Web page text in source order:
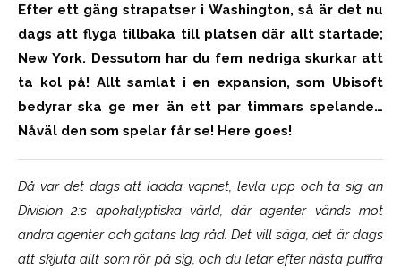
Efter ett gäng strapatser i Washington, så är det nu
dags att flyga tillbaka till platsen där allt startade;
New York. Dessutom har du fem nedriga skurkar att
ta kol på! Allt samlat i en expansion, som Ubisoft
bedyrar ska ge mer än ett par timmars spelande…
Nåväl den som spelar får se! Here goes!
Då var det dags att ladda vapnet, levla upp och ta sig an
Division 2:s apokalyptiska värld, där agenter vänds mot
andra agenter och gatans lag råd. Det vill säga, det är dags
att skjuta allt som rör på sig, och du letar efter nästa puffra